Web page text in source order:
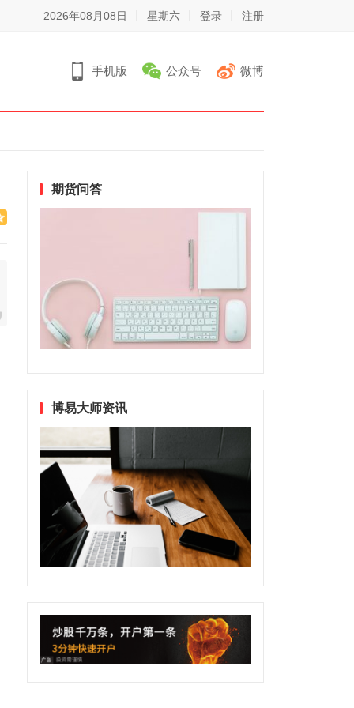
2026年08月08日 星期六 登录 注册
手机版 公众号 微博
期货问答
博易大师资讯